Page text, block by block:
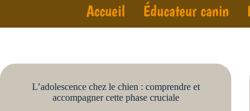
Accueil Éducateur canin
L’adolescence chez le chien : comprendre et
accompagner cette phase cruciale